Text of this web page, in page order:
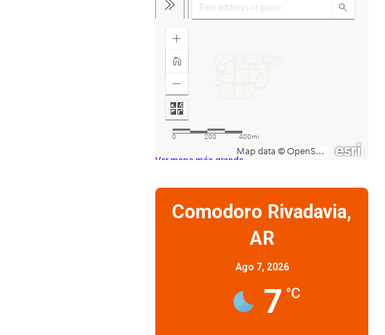
Ver mapa más grande
Comodoro Rivadavia,
AR
Ago 7, 2026
7 °C